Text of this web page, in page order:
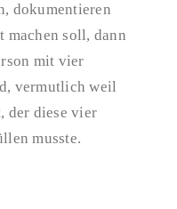
dokumentieren
machen soll, dann
mit vier
vermutlich weil
der diese vier
musste.